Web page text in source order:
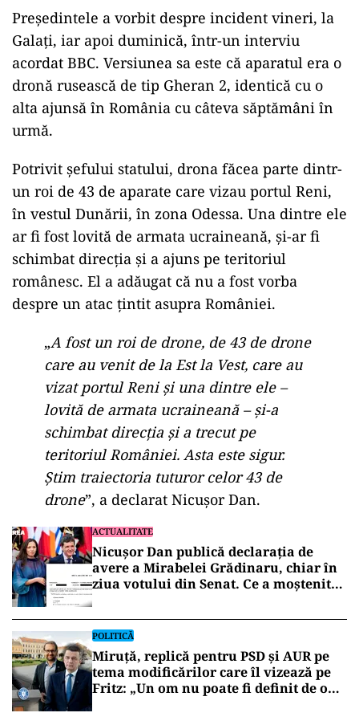
Președintele a vorbit despre incident vineri, la
Galați, iar apoi duminică, într-un interviu
acordat BBC. Versiunea sa este că aparatul era o
dronă rusească de tip Gheran 2, identică cu o
alta ajunsă în România cu câteva săptămâni în
urmă.
Potrivit șefului statului, drona făcea parte dintr-
un roi de 43 de aparate care vizau portul Reni,
în vestul Dunării, în zona Odessa. Una dintre ele
ar fi fost lovită de armata ucraineană, și-ar fi
schimbat direcția și a ajuns pe teritoriul
românesc. El a adăugat că nu a fost vorba
despre un atac țintit asupra României.
„A fost un roi de drone, de 43 de drone
care au venit de la Est la Vest, care au
vizat portul Reni și una dintre ele –
lovită de armata ucraineană – și-a
schimbat direcția și a trecut pe
teritoriul României. Asta este sigur.
Știm traiectoria tuturor celor 43 de
drone”, a declarat Nicușor Dan.
ACTUALITATE
Nicușor Dan publică declarația de
avere a Mirabelei Grădinaru, chiar în
ziua votului din Senat. Ce a moștenit
POLITICĂ
Miruță, replică pentru PSD și AUR pe
tema modificărilor care îl vizează pe
Fritz: „Un om nu poate fi definit de o